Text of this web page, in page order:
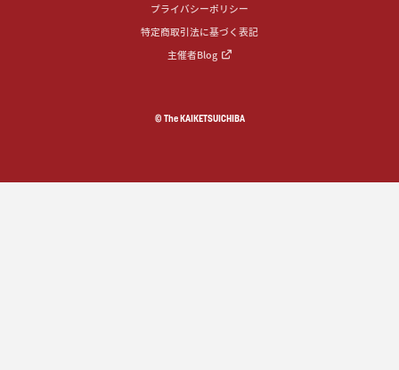
プライバシーポリシー
特定商取引法に基づく表記
主催者Blog
© The KAIKETSUICHIBA